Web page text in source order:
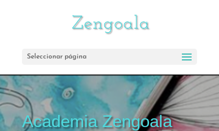
Seleccionar página
Academia Zengoala